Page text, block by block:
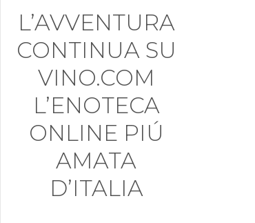
L’AVVENTURA
CONTINUA SU
VINO.COM
L’ENOTECA
ONLINE PIÚ
AMATA
D’ITALIA